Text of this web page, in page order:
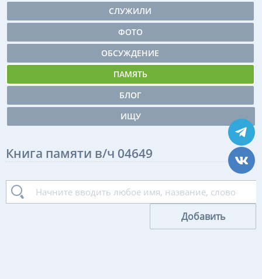
СЛУЖИЛИ
ФОТО
ОБСУЖДЕНИЕ
ПАМЯТЬ
БЛОГ
ИЩУ
Книга памяти в/ч 04649
Добавить